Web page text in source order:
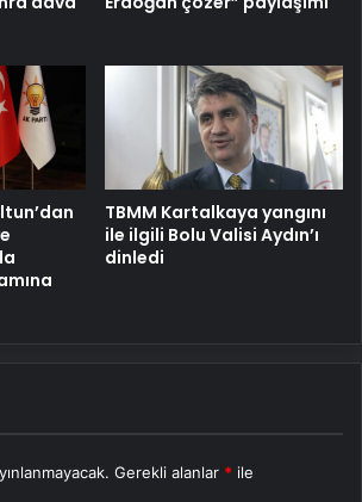
TBMM Kartalkaya yangını
ile ilgili Bolu Valisi Aydın’ı
dinledi
Gerekli alanlar * ile